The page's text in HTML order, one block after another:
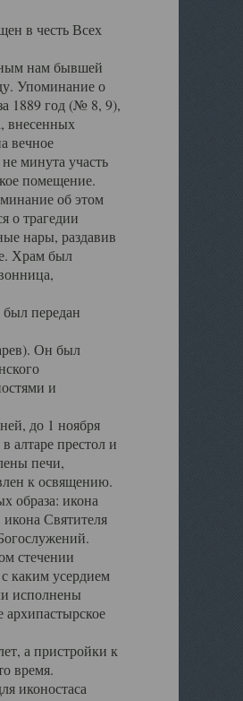
в честь Всех
нам бывшей
Упоминание о
1889 год (№ 8, 9),
внесенных
вечное
минута участь
помещение.
об этом
о трагедии
нары, раздавив
Храм был
был передан
Он был
и
до 1 ноября
алтаре престол и
печи,
к освящению.
образа: икона
Святителя
стечении
каким усердием
исполнены
а пристройки к
время.
иконостаса